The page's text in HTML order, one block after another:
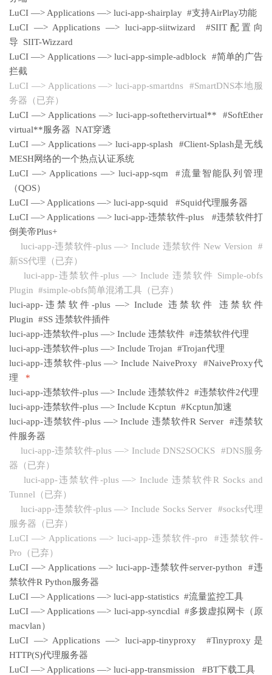
LuCI —> Applications —> luci-app-shairplay #支持AirPlay功能
LuCI —> Applications —> luci-app-siitwizard #SIIT配置向
导 SIIT-Wizzard
LuCI —> Applications —> luci-app-simple-adblock #简单的广告
拦截
LuCI —> Applications —> luci-app-smartdns #SmartDNS本地服
务器（已弃）
LuCI —> Applications —> luci-app-softethervirtual** #SoftEther
virtual**服务器 NAT穿透
LuCI —> Applications —> luci-app-splash #Client-Splash是无线
MESH网络的一个热点认证系统
LuCI —> Applications —> luci-app-sqm #流量智能队列管理
（QOS）
LuCI —> Applications —> luci-app-squid #Squid代理服务器
LuCI —> Applications —> luci-app-违禁软件-plus #违禁软件打
倒美帝Plus+
luci-app-违禁软件-plus —> Include 违禁软件 New Version #
新SS代理（已弃）
luci-app-违禁软件-plus —> Include 违禁软件 Simple-obfs
Plugin #simple-obfs简单混淆工具（已弃）
luci-app-违禁软件-plus —> Include 违禁软件 违禁软件
Plugin #SS 违禁软件插件
luci-app-违禁软件-plus —> Include 违禁软件 #违禁软件代理
luci-app-违禁软件-plus —> Include Trojan #Trojan代理
luci-app-违禁软件-plus —> Include NaiveProxy #NaiveProxy代
理 *
luci-app-违禁软件-plus —> Include 违禁软件2 #违禁软件2代理
luci-app-违禁软件-plus —> Include Kcptun #Kcptun加速
luci-app-违禁软件-plus —> Include 违禁软件R Server #违禁软
件服务器
luci-app-违禁软件-plus —> Include DNS2SOCKS #DNS服务
器（已弃）
luci-app-违禁软件-plus —> Include 违禁软件R Socks and
Tunnel（已弃）
luci-app-违禁软件-plus —> Include Socks Server #socks代理
服务器（已弃）
LuCI —> Applications —> luci-app-违禁软件-pro #违禁软件-
Pro（已弃）
LuCI —> Applications —> luci-app-违禁软件server-python #违
禁软件R Python服务器
LuCI —> Applications —> luci-app-statistics #流量监控工具
LuCI —> Applications —> luci-app-syncdial #多拨虚拟网卡（原
macvlan）
LuCI —> Applications —> luci-app-tinyproxy #Tinyproxy是
HTTP(S)代理服务器
LuCI —> Applications —> luci-app-transmission #BT下载工具